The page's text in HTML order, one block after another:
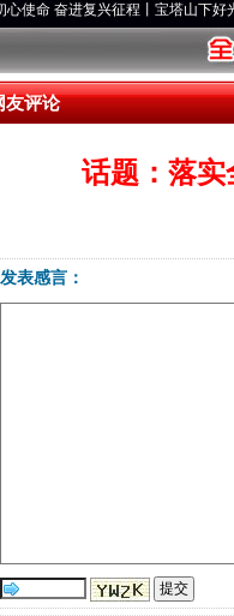
命 奋进复兴征程丨宝塔山下好光景..
友评论
话题：落实
发表感言：